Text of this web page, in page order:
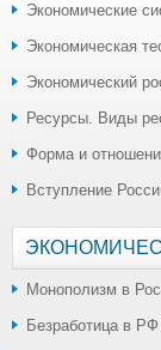
Экономические
Экономическая
Экономический
Ресурсы. Виды
Форма и
Вступление
Монополизм в
Безработица в РФ